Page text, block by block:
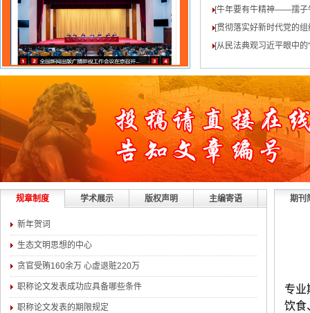
[牛年要有牛精神——孺子
[贯彻落实好新时代党的组
[从民法典观习近平眼中的
规章制度 学术展示 版权声明 主编寄语
新年贺词
生态文明思想的中心
贪官受贿160余万 心虚退赃220万
职称论文发表成功应具备哪些条件
职称论文发表的期限规定
期刊
专业
饮食